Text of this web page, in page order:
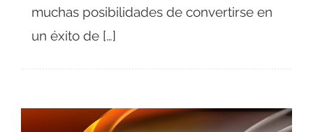
muchas posibilidades de convertirse en
un éxito de […]